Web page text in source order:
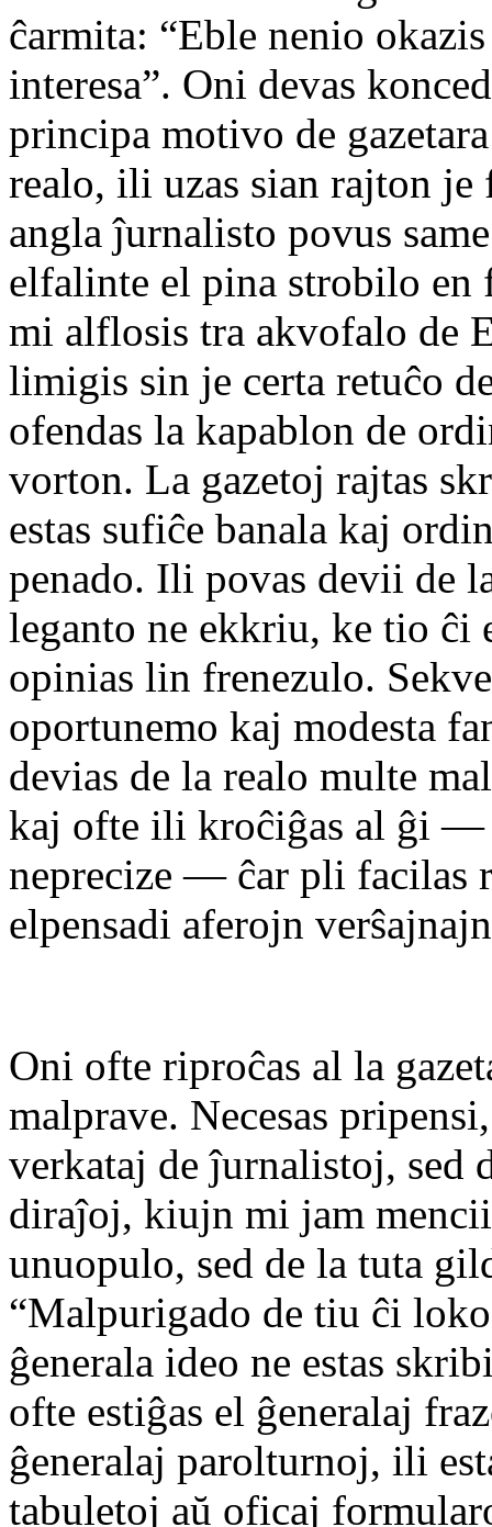
ĉarmita: “Eble nenio
interesa”. Oni devas
principa motivo de
realo, ili uzas sian rajton
angla ĵurnalisto povus
elfalinte el pina strobilo en
mi alflosis tra akvofalo de
limigis sin je certa retuĉo
ofendas la kapablon de
vorton. La gazetoj rajtas
estas sufiĉe banala kaj
penado. Ili povas devii de
leganto ne ekkriu, ke tio ĉi
opinias lin frenezulo.
oportunemo kaj modesta
devias de la realo multe
kaj ofte ili kroĉiĝas al ĝi —
neprecize — ĉar pli facilas
elpensadi aferojn
Oni ofte riproĉas al la
malprave. Necesas
verkataj de ĵurnalistoj,
diraĵoj, kiujn mi jam
unuopulo, sed de la tuta
“Malpurigado de tiu ĉi
ĝenerala ideo ne estas
ofte estiĝas el ĝeneralaj
ĝeneralaj parolturnoj, ili
tabuletoj aŭ oficaj